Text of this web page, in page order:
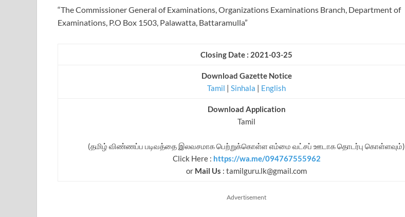
“The Commissioner General of Examinations, Organizations Examinations Branch, Department of
Examinations, P.O Box 1503, Palawatta, Battaramulla”
Closing Date : 2021-03-25
Download Gazette Notice
Tamil
Sinhala English
Download Application
Tamil
(தமிழ் விண்ணப்ப படிவத்தை இலவசமாக பெற்றுக்கொள்ள எம்மை வட்சப் ஊடாக தொடர்பு கொள்ளவும்)
Click Here : https://wa.me/094767555962
or Mail Us : tamilguru.lk@gmail.com
Advertisement